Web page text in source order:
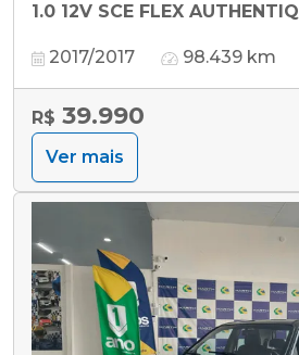
1.0 12V SCE FLEX
2017/2017 98.439 km
R$ 39.990
Ver mais